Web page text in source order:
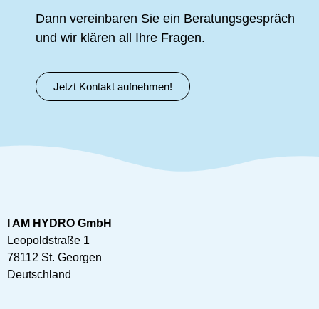
Dann vereinbaren Sie ein Beratungsgespräch
und wir klären all Ihre Fragen.
Jetzt Kontakt aufnehmen!
I AM HYDRO GmbH
Leopoldstraße 1
78112 St. Georgen
Deutschland